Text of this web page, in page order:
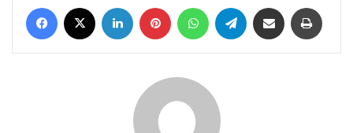
Facebook LinkedIn Pinterest WhatsAppTelegram Share via Email